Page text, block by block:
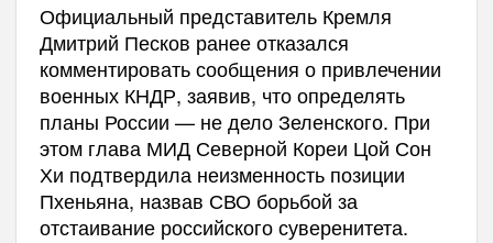
Официальный представитель Кремля
Дмитрий Песков ранее отказался
комментировать сообщения о привлечении
военных КНДР, заявив, что определять
планы России — не дело Зеленского. При
этом глава МИД Северной Кореи Цой Сон
Хи подтвердила неизменность позиции
Пхеньяна, назвав СВО борьбой за
отстаивание российского суверенитета.